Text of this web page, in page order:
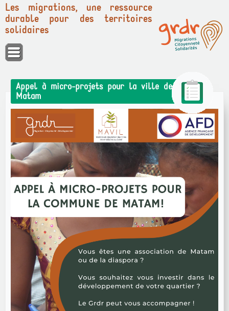
Panneau de gestion des cookies
Les migrations, une ressource
durable pour des territoires
solidaires
Appel à micro-projets pour la ville de
Matam